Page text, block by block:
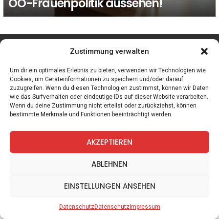
Zustimmung verwalten
Um dir ein optimales Erlebnis zu bieten, verwenden wir Technologien wie
Cookies, um Geräteinformationen zu speichern und/oder darauf
zuzugreifen. Wenn du diesen Technologien zustimmst, können wir Daten
wie das Surfverhalten oder eindeutige IDs auf dieser Website verarbeiten.
Wenn du deine Zustimmung nicht erteilst oder zurückziehst, können
bestimmte Merkmale und Funktionen beeinträchtigt werden.
AKZEPTIEREN
ABLEHNEN
EINSTELLUNGEN ANSEHEN
DatenschutzDatenschutzImpressum
facebook instagram
Spiele Zitate Kontakt Datenschutz Impressum